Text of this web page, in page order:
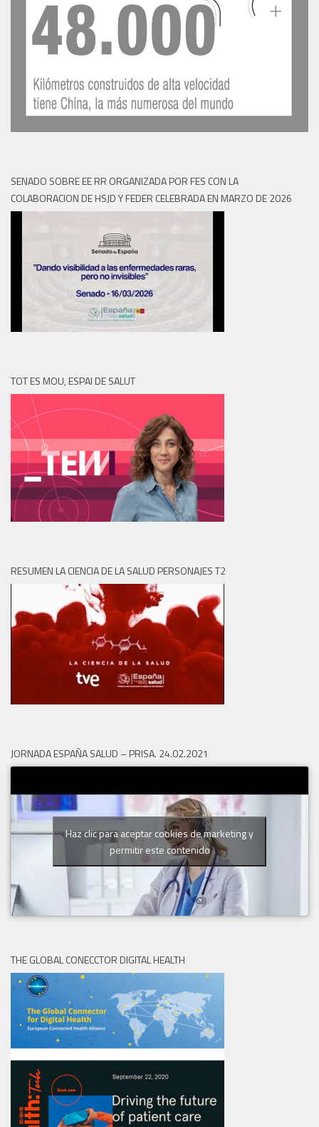
SENADO SOBRE EE RR ORGANIZADA POR FES CON LA
COLABORACION DE HSJD Y FEDER CELEBRADA EN MARZO DE 2026
TOT ES MOU, ESPAI DE SALUT
RESUMEN LA CIENCIA DE LA SALUD PERSONAJES T2
JORNADA ESPAÑA SALUD – PRISA. 24.02.2021
Haz clic para aceptar cookies de marketing y
permitir este contenido
THE GLOBAL CONECCTOR DIGITAL HEALTH